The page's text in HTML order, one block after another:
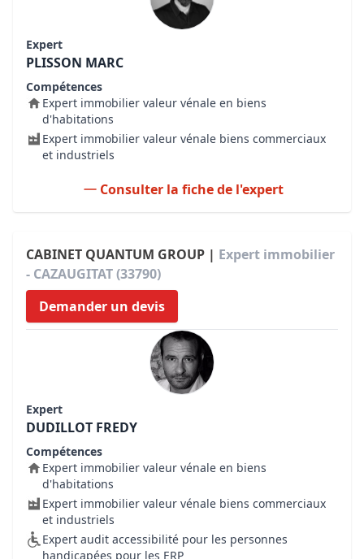
Expert
PLISSON MARC
Compétences
Expert immobilier valeur vénale en biens
d'habitations
Expert immobilier valeur vénale biens commerciaux
et industriels
Consulter la fiche de l'expert
CABINET QUANTUM GROUP | Expert immobilier
- CAZAUGITAT (33790)
Demander un devis
Expert
DUDILLOT FREDY
Compétences
Expert immobilier valeur vénale en biens
d'habitations
Expert immobilier valeur vénale biens commerciaux
et industriels
Expert audit accessibilité pour les personnes
handicapées pour les ERP